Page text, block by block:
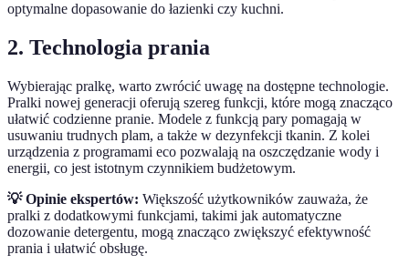
optymalne dopasowanie do łazienki czy kuchni.
2. Technologia prania
Wybierając pralkę, warto zwrócić uwagę na dostępne technologie.
Pralki nowej generacji oferują szereg funkcji, które mogą znacząco
ułatwić codzienne pranie. Modele z funkcją pary pomagają w
usuwaniu trudnych plam, a także w dezynfekcji tkanin. Z kolei
urządzenia z programami eco pozwalają na oszczędzanie wody i
energii, co jest istotnym czynnikiem budżetowym.
💡 Opinie ekspertów: Większość użytkowników zauważa, że
pralki z dodatkowymi funkcjami, takimi jak automatyczne
dozowanie detergentu, mogą znacząco zwiększyć efektywność
prania i ułatwić obsługę.